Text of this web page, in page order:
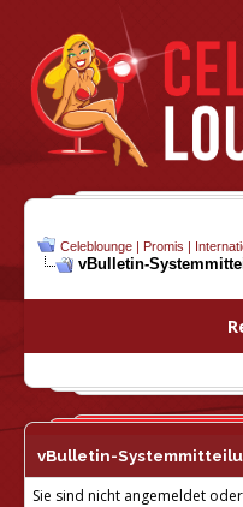
Celeblounge | Promis |
vBulletin-
vBulletin-
Sie sind nicht angemeldet